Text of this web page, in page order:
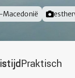
Foto
Praktisch